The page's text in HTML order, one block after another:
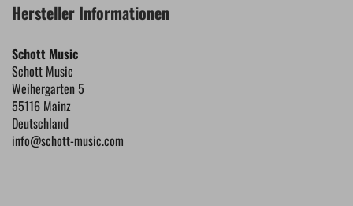
Hersteller Informationen
Schott Music
Schott Music
Weihergarten 5
55116 Mainz
Deutschland
info@schott-music.com